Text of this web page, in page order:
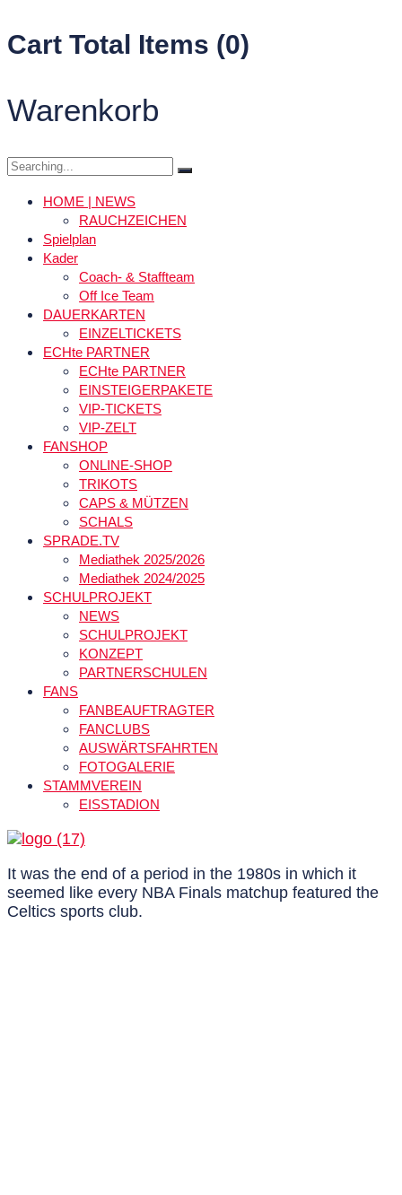
Cart Total Items (0)
Warenkorb
Search
HOME | NEWS
RAUCHZEICHEN
Spielplan
Kader
Coach- & Staffteam
Off Ice Team
DAUERKARTEN
EINZELTICKETS
ECHte PARTNER
ECHte PARTNER
EINSTEIGERPAKETE
VIP-TICKETS
VIP-ZELT
FANSHOP
ONLINE-SHOP
TRIKOTS
CAPS & MÜTZEN
SCHALS
SPRADE.TV
Mediathek 2025/2026
Mediathek 2024/2025
SCHULPROJEKT
NEWS
SCHULPROJEKT
KONZEPT
PARTNERSCHULEN
FANS
FANBEAUFTRAGTER
FANCLUBS
AUSWÄRTSFAHRTEN
FOTOGALERIE
STAMMVEREIN
EISSTADION
It was the end of a period in the 1980s in which it
seemed like every NBA Finals matchup featured the
Celtics sports club.